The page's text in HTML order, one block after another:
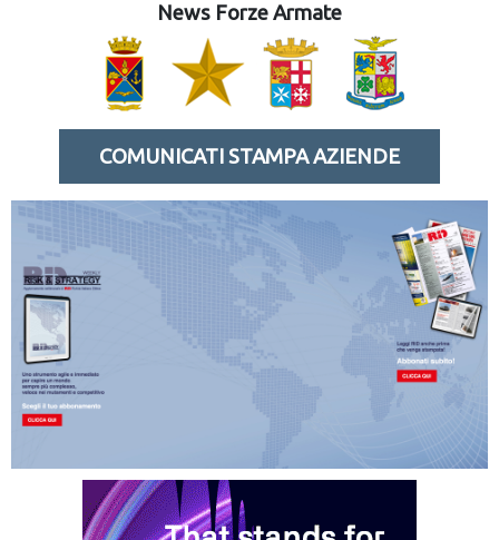
News Forze Armate
COMUNICATI STAMPA AZIENDE